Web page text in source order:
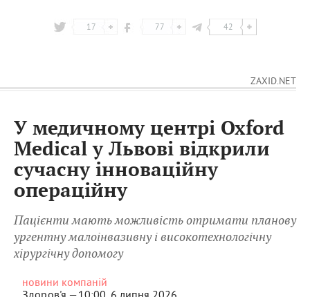
17 77 42
ZAXID.NET
У медичному центрі Oxford
Medical у Львові відкрили
сучасну інноваційну
операційну
Пацієнти мають можливість отримати планову
ургентну малоінвазивну і високотехнологічну
хірургічну допомогу
новини компаній
Здоров'я —10:00, 6 липня 2026